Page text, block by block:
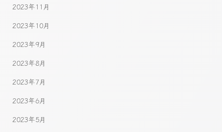
2023年11月
2023年10月
2023年9月
2023年8月
2023年7月
2023年6月
2023年5月